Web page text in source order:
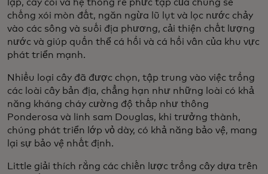
lập, cây cối và hệ thống rễ phức tạp của chúng sẽ
chống xói mòn đất, ngăn ngừa lũ lụt và lọc nước chảy
vào các sông và suối địa phương, cải thiện chất lượng
nước và giúp quần thể cá hồi và cá hồi vân của khu vực
phát triển mạnh.
Nhiều loại cây đã được chọn, tập trung vào việc trồng
các loài cây bản địa, chẳng hạn như những loài có khả
năng kháng cháy cường độ thấp như thông
Ponderosa và linh sam Douglas, khi trưởng thành,
chúng phát triển lớp vỏ dày, có khả năng bảo vệ, mang
lại sự bảo vệ nhất định.
Little giải thích rằng các chiến lược trồng cây dựa trên